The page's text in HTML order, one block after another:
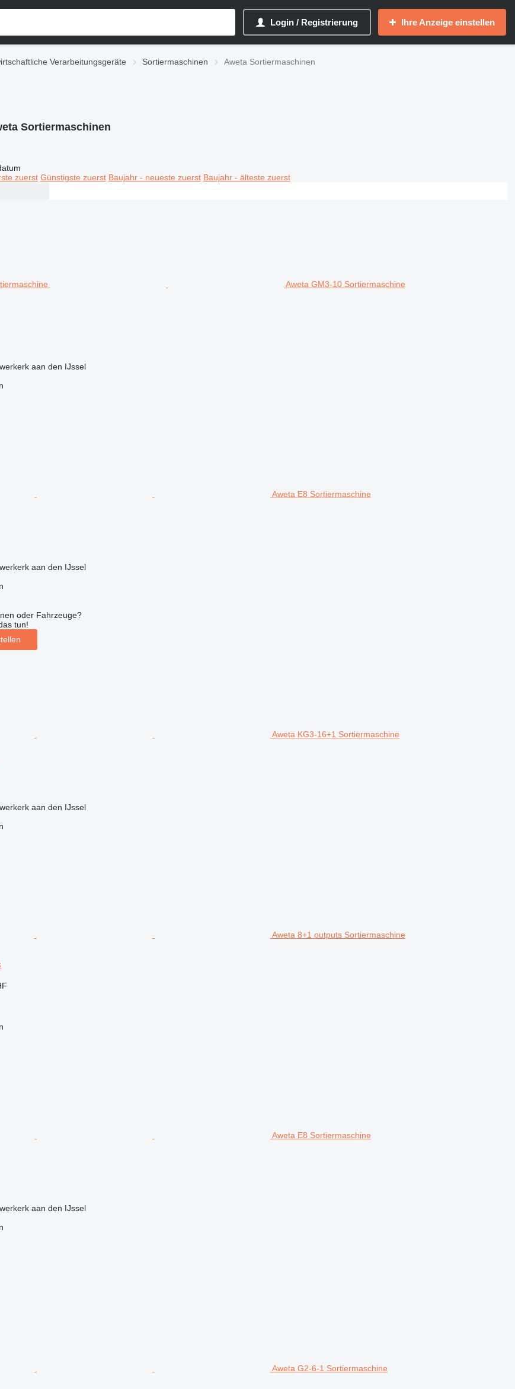
Login / Registrierung Ihre Anzeige einstellen
Verarbeitungsgeräte Sortiermaschinen Aweta Sortiermaschinen
Sortiermaschinen
zuerst Günstigste zuerst Baujahr - neueste zuerst Baujahr - älteste zuerst
Aweta GM3-10 Sortiermaschine
aan den IJssel
Aweta E8 Sortiermaschine
aan den IJssel
oder Fahrzeuge?
tun!
Aweta KG3-16+1 Sortiermaschine
aan den IJssel
Aweta 8+1 outputs Sortiermaschine
Aweta E8 Sortiermaschine
aan den IJssel
Aweta G2-6-1 Sortiermaschine